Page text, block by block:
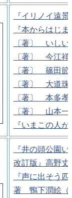
『イリノイ遠
『本からはじ
〔著〕 いし
〔著〕 今江
〔著〕 篠田
〔著〕 大道
〔著〕 本多
〔著〕 山本一
『いまこの人
『井の頭公園
改訂版』高野
『声に出そう
著 鴨下潤絵（